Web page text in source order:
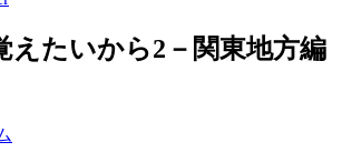
えたいから2－関東地方編